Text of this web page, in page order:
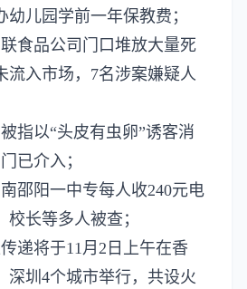
儿园学前一年保教费；
食品公司门口堆放大量死
流入市场，7名涉案嫌疑人
指以“头皮有虫卵”诱客消
已介入；
邵阳一中专每人收240元电
长等多人被查；
递将于11月2日上午在香
深圳4个城市举行，共设火